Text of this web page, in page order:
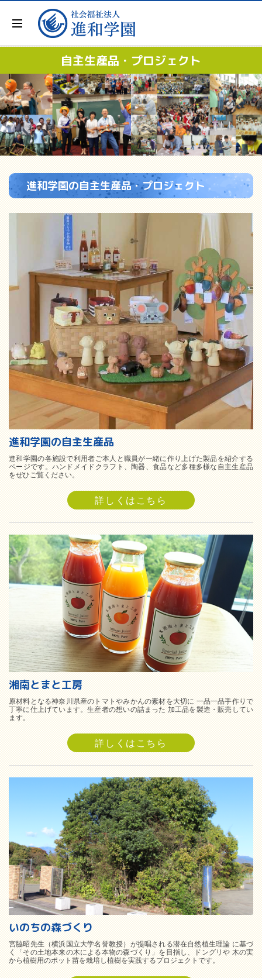
自主生産品・プロジェクト
進和学園の自主生産品・プロジェクト
進和学園の自主生産品
進和学園の各施設で利用者ご本人と職員が一緒に作り上げた製品を紹介する
ページです。ハンドメイドクラフト、陶器、食品など多種多様な自主生産品
をぜひご覧ください。
詳しくはこちら
湘南とまと工房
原材料となる神奈川県産のトマトやみかんの素材を大切に 一品一品手作りで
丁寧に仕上げています。生産者の想いの詰まった 加工品を製造・販売してい
ます。
詳しくはこちら
いのちの森づくり
宮脇昭先生（横浜国立大学名誉教授）が提唱される潜在自然植生理論 に基づ
く「その土地本来の木による本物の森づくり」を目指し、ドングリや 木の実
から植樹用のポット苗を栽培し植樹を実践するプロジェクトです。